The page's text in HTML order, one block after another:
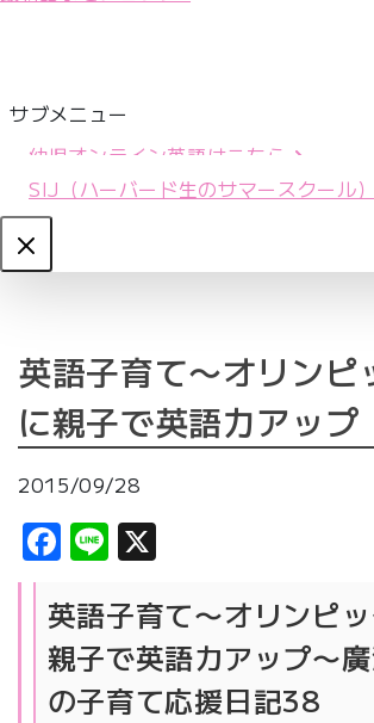
サブメニュー
幼児オンライン英語はこちら
SIJ（ハーバード生のサマースクール）
Close
英語子育て〜オリンピ
に親子で英語力アップ
2015/09/28
Facebook
Line
英語子育て〜オリンピ
親子で英語力アップ〜
の子育て応援日記38